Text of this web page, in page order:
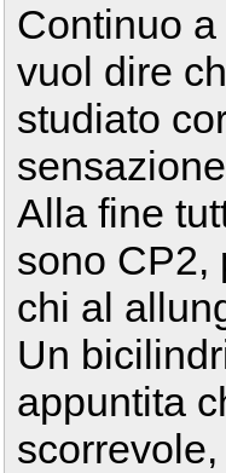
Continuo
vuol dire
studiato
Alla fine
sono CP2,
chi al
Un
appuntita